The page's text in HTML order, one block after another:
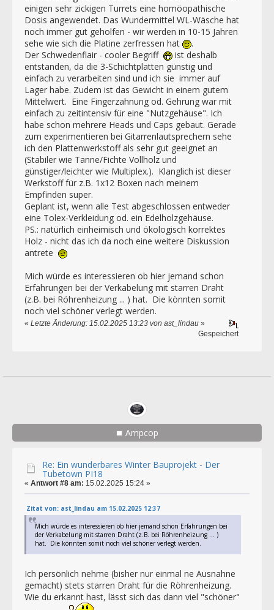
einigen sehr zickigen Turrets eine homöopathische
Dosis angewendet. Das Wundermittel WL-Wäsche hat
noch immer gut geholfen - wir werden in 10-15 Jahren
sehe wie sich die Platine zerfressen hat
.
Der Schwedenflair - cooler Begriff
ist deshalb
entstanden, da die 3-Schichtplatten günstig und
einfach zu verarbeiten sind und ich sie immer auf
Lager habe. Zudem ist das Gewicht in einem gutem
Mittelwert. Eine Fingerzahnung od. Gehrung war mit
einfach zu zeitintensiv für eine "Nutzgehäuse". Ich
habe schon mehrere Heads und Caps gebaut. Gerade
zum experimentieren bei Gitarrenlautsprechern sehe
ich den Plattenwerkstoff als sehr gut geeignet an
(Stabiler wie Tanne/Fichte Vollholz und
günstiger/leichter wie Multiplex.). Klanglich ist dieser
Werkstoff für z.B. 1x12 Boxen nach meinem
Empfinden super.
Geplant ist, wenn alle Test abgeschlossen entweder
eine Tolex-Verkleidung od. ein Edelholzgehäuse.
PS.: natürlich einheimisch und ökologisch korrektes
Holz - nicht das ich da noch eine weitere Diskussion
antrete
Mich würde es interessieren ob hier jemand schon
Erfahrungen bei der Verkabelung mit starren Draht
(z.B. bei Röhrenheizung ... ) hat. Die könnten somit
noch viel schöner verlegt werden.
« Letzte Änderung: 15.02.2025 13:23 von ast_lindau »
Gespeichert
Ampcop
Re: Ein wunderbares Winter Bauprojekt - Der
Tubetown PI18
« Antwort #8 am: 15.02.2025 15:24 »
Zitat von: ast_lindau am 15.02.2025 12:37
Mich würde es interessieren ob hier jemand schon Erfahrungen bei
der Verkabelung mit starren Draht (z.B. bei Röhrenheizung ... )
hat. Die könnten somit noch viel schöner verlegt werden.
Ich persönlich nehme (bisher nur einmal ne Ausnahne
gemacht) stets starren Draht für die Röhrenheizung.
Wie du erkannt hast, lässt sich das dann viel "schöner"